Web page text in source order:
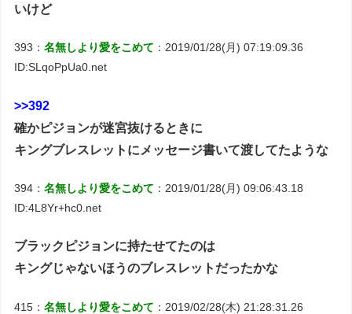
いけど
393：名無しより愛をこめて ：2019/01/28(月) 07:19:09.36
ID:SLqoPpUa0.net
>>392
確かピジョンが迷宮抜けるときに
キングブレスレットにメッセージ書いて渡してたような
394：名無しより愛をこめて ：2019/01/28(月) 09:06:43.18
ID:4L8Yr+hc0.net
ブラックピジョンに持たせてたのは
キングじゃないほうのブレスレットだったかな
415：名無しより愛をこめて ：2019/02/28(木) 21:28:31.26